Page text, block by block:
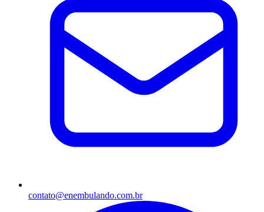
contato@enembulando.com.br